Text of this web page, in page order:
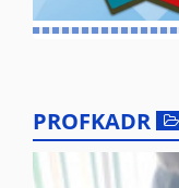
PROFKADR